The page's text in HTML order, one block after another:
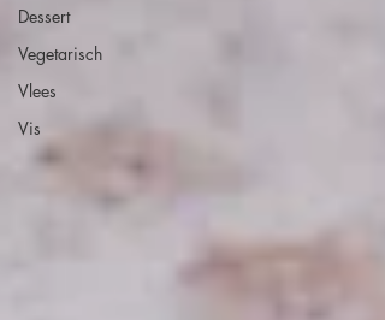
Dessert
Vegetarisch
Vlees
Vis